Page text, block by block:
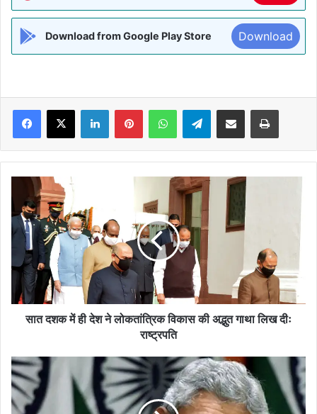
Download from Google Play Store Download
Facebook
X LinkedInPinterestWhatsAppTelegramShare via Email Print
दशक
ही
लोकतांत्रिक
विकास
की
अद्भुत
दीः
राष्ट्रपति
सात दशक में ही देश ने लोकतांत्रिक विकास की अद्भुत गाथा लिख दीः
राष्ट्रपति
भारत,चीन,रूस
मिलकर
आतंकवाद
और